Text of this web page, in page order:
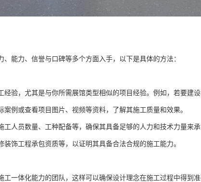
能力、信誉与口碑等多个方面入手，以下是具体的方法：
验，尤其是与你所需展馆类型相似的项目经验。例如，若要建
例或查看项目图片、视频等资料，了解其施工质量和效果。
工人员数量、工种配备等，确保其具备足够的人力和技术力量来
饰工程承包资质等，以证明其具备合法合规的施工能力。
一体化能力的团队，这样可以确保设计理念在施工过程中得到